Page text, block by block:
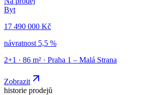
Byt
17 490 000 Kč
návratnost 5,5 %
2+1 · 86 m² · Praha 1 – Malá Strana
Zobrazit
historie prodejů